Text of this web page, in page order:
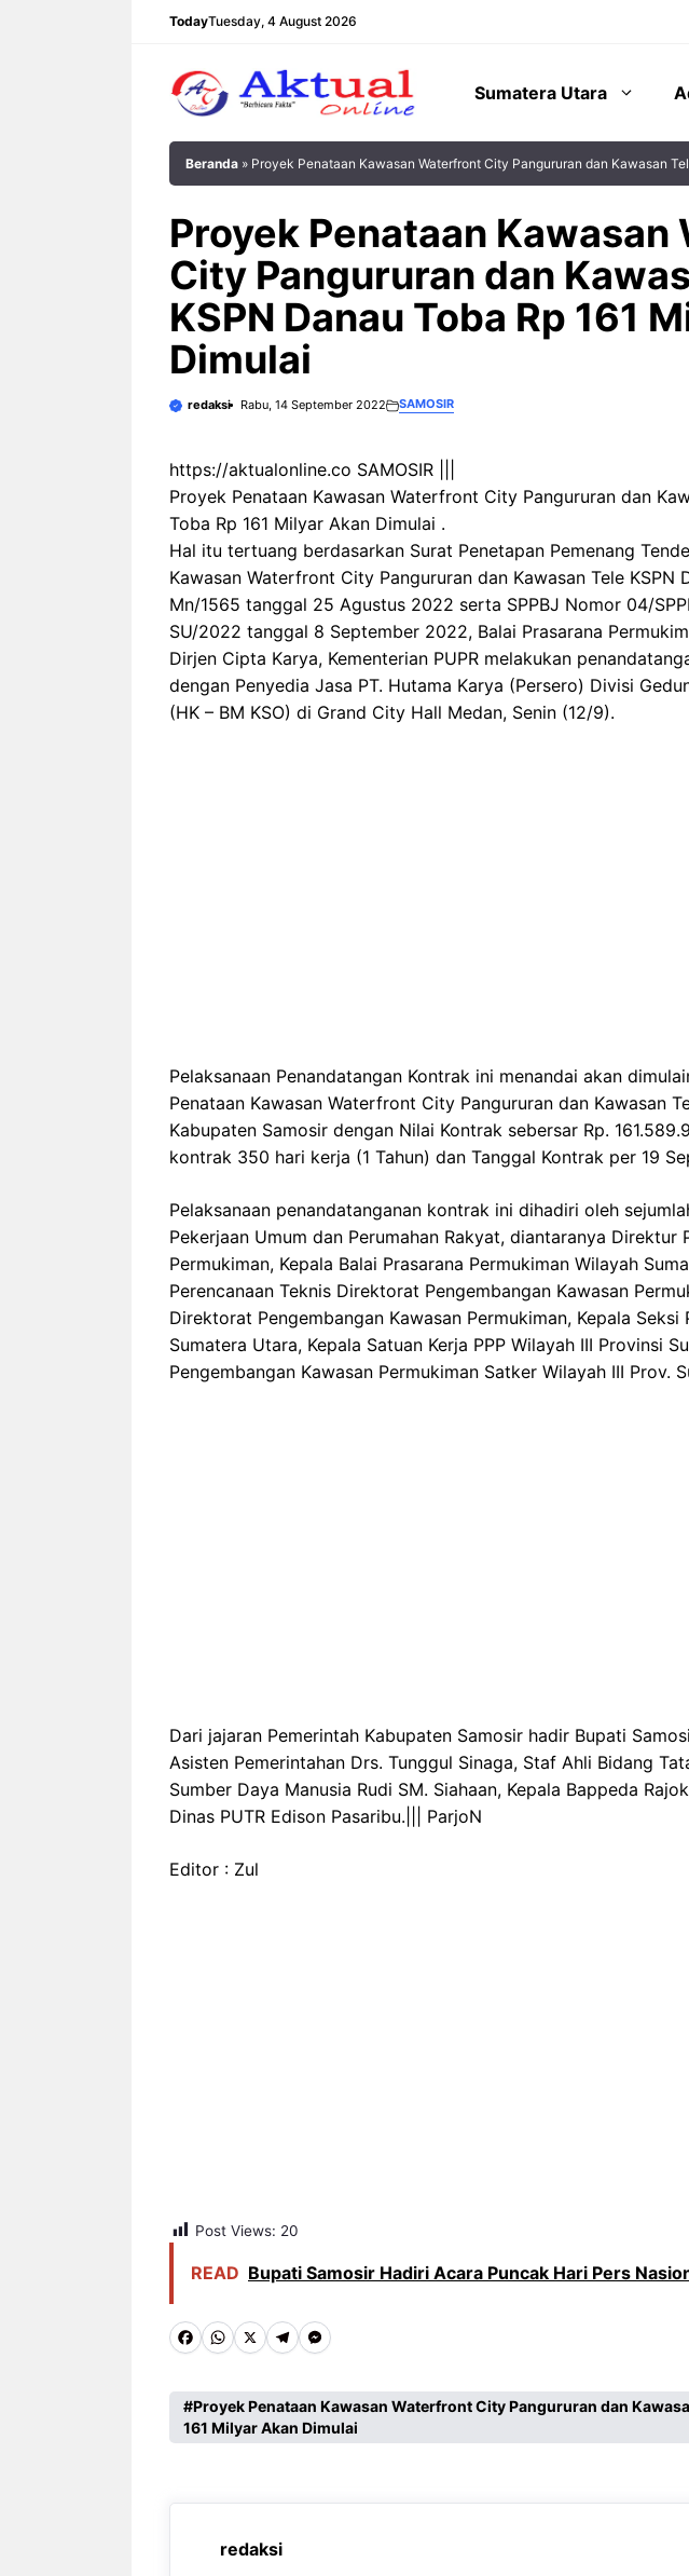
TodayTuesday, 4 August 2026
Sumatera Utara
Beranda » Proyek Penataan Kawasan Waterfront City Pangururan dan Kawasan
Proyek Penataan
City Pangururan dan
KSPN Danau Toba Rp 161
Dimulai
redaksi Rabu, 14 September 2022 SAMOSIR
https://aktualonline.co SAMOSIR |||
Proyek Penataan Kawasan Waterfront City Pangururan dan
Toba Rp 161 Milyar Akan Dimulai .
Hal itu tertuang berdasarkan Surat Penetapan Pemenang
Kawasan Waterfront City Pangururan dan Kawasan Tele KSPN
Mn/1565 tanggal 25 Agustus 2022 serta SPPBJ Nomor 04/
SU/2022 tanggal 8 September 2022, Balai Prasarana
Dirjen Cipta Karya, Kementerian PUPR melakukan
dengan Penyedia Jasa PT. Hutama Karya (Persero) Divisi
(HK – BM KSO) di Grand City Hall Medan, Senin (12/9).
Pelaksanaan Penandatangan Kontrak ini menandai akan
Penataan Kawasan Waterfront City Pangururan dan Kawasan
Kabupaten Samosir dengan Nilai Kontrak sebersar Rp.
kontrak 350 hari kerja (1 Tahun) dan Tanggal Kontrak per 19
Pelaksanaan penandatanganan kontrak ini dihadiri oleh
Pekerjaan Umum dan Perumahan Rakyat, diantaranya Direktur
Permukiman, Kepala Balai Prasarana Permukiman Wilayah
Perencanaan Teknis Direktorat Pengembangan Kawasan
Direktorat Pengembangan Kawasan Permukiman, Kepala Seksi
Sumatera Utara, Kepala Satuan Kerja PPP Wilayah III Provinsi
Pengembangan Kawasan Permukiman Satker Wilayah III Prov.
Dari jajaran Pemerintah Kabupaten Samosir hadir Bupati
Asisten Pemerintahan Drs. Tunggul Sinaga, Staf Ahli Bidang
Sumber Daya Manusia Rudi SM. Siahaan, Kepala Bappeda
Dinas PUTR Edison Pasaribu.||| ParjoN
Editor : Zul
Post Views: 20
READ Bupati Samosir Hadiri Acara Puncak Hari Pers
F
c
e
o
W
a
t
A
p
X T
l
e
r
a
M
s
s
n
Proyek Penataan Kawasan Waterfront City Pangururan dan
161 Milyar Akan Dimulai
redaksi